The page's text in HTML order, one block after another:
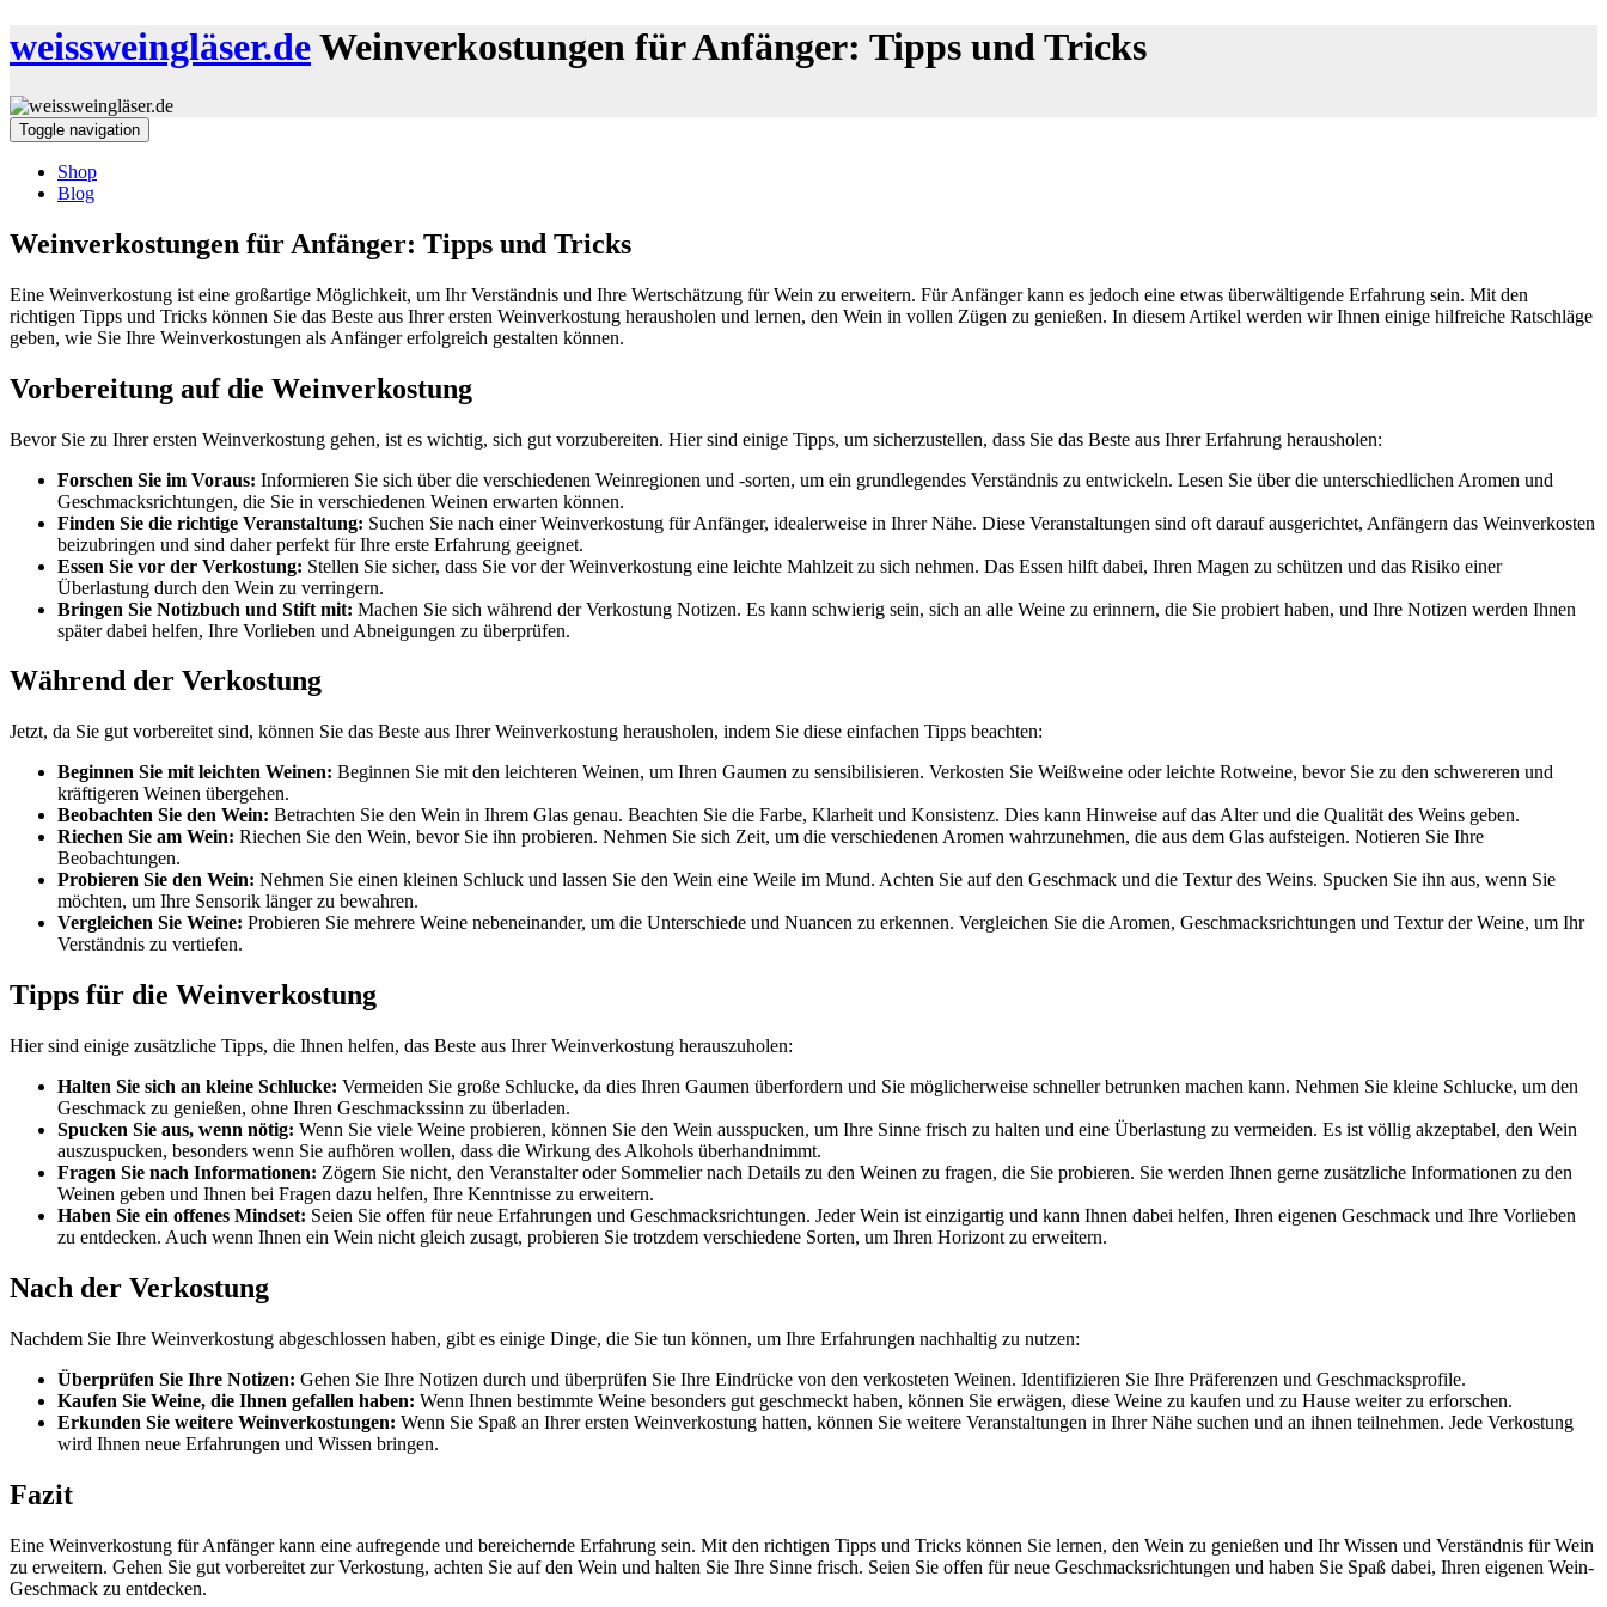
weissweingläser.deWeinverkostungen für Anfänger: Tipps und Tricks
Toggle navigation
Shop
Blog
Weinverkostungen für Anfänger: Tipps und Tricks
Eine Weinverkostung ist eine großartige Möglichkeit, um Ihr Verständnis und Ihre Wertschätzung für Wein zu erweitern. Für Anfänger kann es jedoch eine etwas überwältigende Erfahrung sein. Mit den
richtigen Tipps und Tricks können Sie das Beste aus Ihrer ersten Weinverkostung herausholen und lernen, den Wein in vollen Zügen zu genießen. In diesem Artikel werden wir Ihnen einige hilfreiche Ratschläge
geben, wie Sie Ihre Weinverkostungen als Anfänger erfolgreich gestalten können.
Vorbereitung auf die Weinverkostung
Bevor Sie zu Ihrer ersten Weinverkostung gehen, ist es wichtig, sich gut vorzubereiten. Hier sind einige Tipps, um sicherzustellen, dass Sie das Beste aus Ihrer Erfahrung herausholen:
Forschen Sie im Voraus: Informieren Sie sich über die verschiedenen Weinregionen und -sorten, um ein grundlegendes Verständnis zu entwickeln. Lesen Sie über die unterschiedlichen Aromen und
Geschmacksrichtungen, die Sie in verschiedenen Weinen erwarten können.
Finden Sie die richtige Veranstaltung: Suchen Sie nach einer Weinverkostung für Anfänger, idealerweise in Ihrer Nähe. Diese Veranstaltungen sind oft darauf ausgerichtet, Anfängern das Weinverkosten
beizubringen und sind daher perfekt für Ihre erste Erfahrung geeignet.
Essen Sie vor der Verkostung: Stellen Sie sicher, dass Sie vor der Weinverkostung eine leichte Mahlzeit zu sich nehmen. Das Essen hilft dabei, Ihren Magen zu schützen und das Risiko einer
Überlastung durch den Wein zu verringern.
Bringen Sie Notizbuch und Stift mit: Machen Sie sich während der Verkostung Notizen. Es kann schwierig sein, sich an alle Weine zu erinnern, die Sie probiert haben, und Ihre Notizen werden Ihnen
später dabei helfen, Ihre Vorlieben und Abneigungen zu überprüfen.
Während der Verkostung
Jetzt, da Sie gut vorbereitet sind, können Sie das Beste aus Ihrer Weinverkostung herausholen, indem Sie diese einfachen Tipps beachten:
Beginnen Sie mit leichten Weinen: Beginnen Sie mit den leichteren Weinen, um Ihren Gaumen zu sensibilisieren. Verkosten Sie Weißweine oder leichte Rotweine, bevor Sie zu den schwereren und
kräftigeren Weinen übergehen.
Beobachten Sie den Wein: Betrachten Sie den Wein in Ihrem Glas genau. Beachten Sie die Farbe, Klarheit und Konsistenz. Dies kann Hinweise auf das Alter und die Qualität des Weins geben.
Riechen Sie am Wein: Riechen Sie den Wein, bevor Sie ihn probieren. Nehmen Sie sich Zeit, um die verschiedenen Aromen wahrzunehmen, die aus dem Glas aufsteigen. Notieren Sie Ihre
Beobachtungen.
Probieren Sie den Wein: Nehmen Sie einen kleinen Schluck und lassen Sie den Wein eine Weile im Mund. Achten Sie auf den Geschmack und die Textur des Weins. Spucken Sie ihn aus, wenn Sie
möchten, um Ihre Sensorik länger zu bewahren.
Vergleichen Sie Weine: Probieren Sie mehrere Weine nebeneinander, um die Unterschiede und Nuancen zu erkennen. Vergleichen Sie die Aromen, Geschmacksrichtungen und Textur der Weine, um Ihr
Verständnis zu vertiefen.
Tipps für die Weinverkostung
Hier sind einige zusätzliche Tipps, die Ihnen helfen, das Beste aus Ihrer Weinverkostung herauszuholen:
Halten Sie sich an kleine Schlucke: Vermeiden Sie große Schlucke, da dies Ihren Gaumen überfordern und Sie möglicherweise schneller betrunken machen kann. Nehmen Sie kleine Schlucke, um den
Geschmack zu genießen, ohne Ihren Geschmackssinn zu überladen.
Spucken Sie aus, wenn nötig: Wenn Sie viele Weine probieren, können Sie den Wein ausspucken, um Ihre Sinne frisch zu halten und eine Überlastung zu vermeiden. Es ist völlig akzeptabel, den Wein
auszuspucken, besonders wenn Sie aufhören wollen, dass die Wirkung des Alkohols überhandnimmt.
Fragen Sie nach Informationen: Zögern Sie nicht, den Veranstalter oder Sommelier nach Details zu den Weinen zu fragen, die Sie probieren. Sie werden Ihnen gerne zusätzliche Informationen zu den
Weinen geben und Ihnen bei Fragen dazu helfen, Ihre Kenntnisse zu erweitern.
Haben Sie ein offenes Mindset: Seien Sie offen für neue Erfahrungen und Geschmacksrichtungen. Jeder Wein ist einzigartig und kann Ihnen dabei helfen, Ihren eigenen Geschmack und Ihre Vorlieben
zu entdecken. Auch wenn Ihnen ein Wein nicht gleich zusagt, probieren Sie trotzdem verschiedene Sorten, um Ihren Horizont zu erweitern.
Nach der Verkostung
Nachdem Sie Ihre Weinverkostung abgeschlossen haben, gibt es einige Dinge, die Sie tun können, um Ihre Erfahrungen nachhaltig zu nutzen:
Überprüfen Sie Ihre Notizen: Gehen Sie Ihre Notizen durch und überprüfen Sie Ihre Eindrücke von den verkosteten Weinen. Identifizieren Sie Ihre Präferenzen und Geschmacksprofile.
Kaufen Sie Weine, die Ihnen gefallen haben: Wenn Ihnen bestimmte Weine besonders gut geschmeckt haben, können Sie erwägen, diese Weine zu kaufen und zu Hause weiter zu erforschen.
Erkunden Sie weitere Weinverkostungen: Wenn Sie Spaß an Ihrer ersten Weinverkostung hatten, können Sie weitere Veranstaltungen in Ihrer Nähe suchen und an ihnen teilnehmen. Jede Verkostung
wird Ihnen neue Erfahrungen und Wissen bringen.
Fazit
Eine Weinverkostung für Anfänger kann eine aufregende und bereichernde Erfahrung sein. Mit den richtigen Tipps und Tricks können Sie lernen, den Wein zu genießen und Ihr Wissen und Verständnis für Wein
zu erweitern. Gehen Sie gut vorbereitet zur Verkostung, achten Sie auf den Wein und halten Sie Ihre Sinne frisch. Seien Sie offen für neue Geschmacksrichtungen und haben Sie Spaß dabei, Ihren eigenen Wein-
Geschmack zu entdecken.